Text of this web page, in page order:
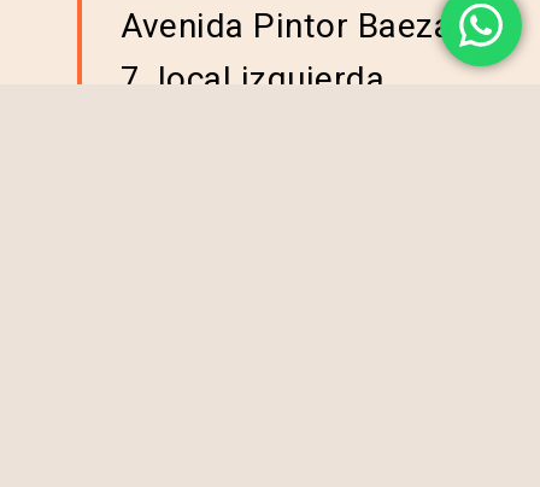
Avenida Pintor Baeza
7, local izquierda